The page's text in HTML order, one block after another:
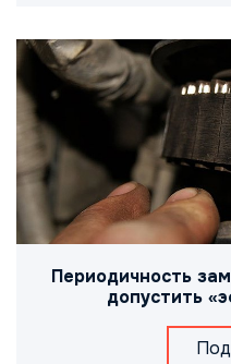
Периодичность
допустить